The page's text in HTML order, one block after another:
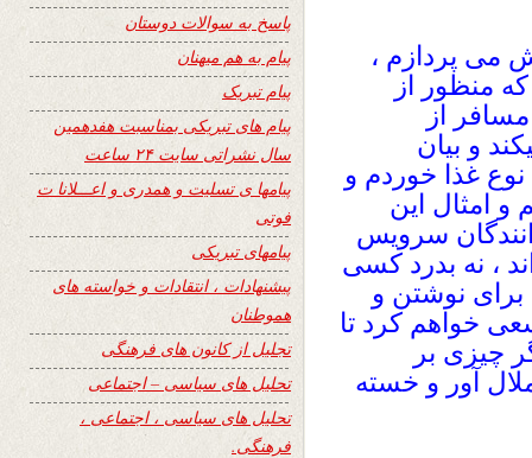
می پردازم ،
منظور از
از
و بیان
نوع غذا خوردم و
امثال این
سرویس
، نه بدرد کسی
برای نوشتن و
خواهم کرد تا
چیزی بر
آور و خسته
پاسخ به سوالات دوستان
پیام به هم میهنان
پیام تبریک
پیام های تبریکی بمناسبت هفدهمین
سال نشراتی سایت ۲۴ ساعت
پیامها ی تسلیت و همدری و اعـــلانا ت
فوتی
پیامهای تبریکی
پیشنهادات ، انتقادات و خواسته های
هموطنان
تجلیل از کانون های فرهنگی
تحلیل های سیاسی – اجتماعی
تحلیل های سیاسی ، اجتماعی ،
فرهنگی.